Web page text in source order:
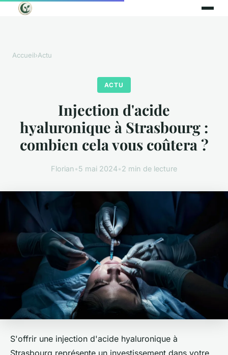
Accueil›Actu
ACTU
Injection d'acide
hyaluronique à Strasbourg :
combien cela vous coûtera ?
Florian•5 mai 2024•2 min de lecture
S'offrir une injection d'acide hyaluronique à